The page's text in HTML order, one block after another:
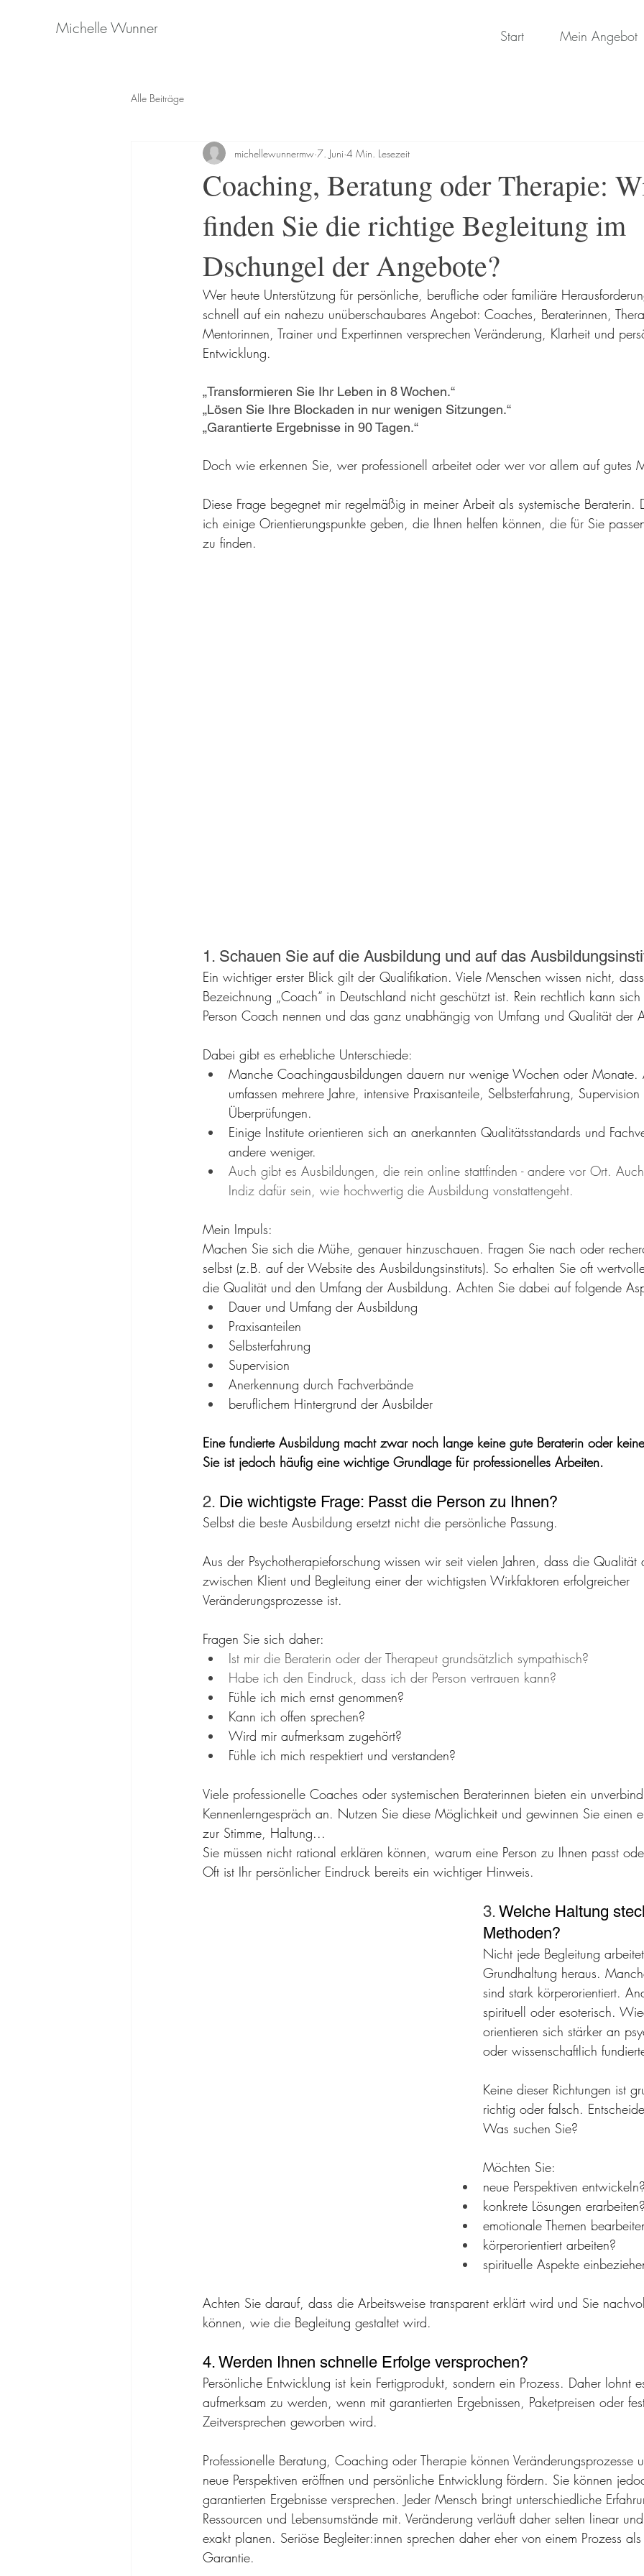
Michelle Wunner Start Mein Angebot
Alle Beiträge
Coaching, Beratung oder Therapie:
finden Sie die richtige Begleitung im
Dschungel der Angebote?
michellewunnermw 7. Juni 4 Min. Lesezeit
Wer heute Unterstützung für persönliche, berufliche oder familiäre
schnell auf ein nahezu unüberschaubares Angebot: Coaches, Beraterinnen,
Mentorinnen, Trainer und Expertinnen versprechen Veränderung, Klarheit und
Entwicklung.
„Transformieren Sie Ihr Leben in 8 Wochen.“
„Lösen Sie Ihre Blockaden in nur wenigen Sitzungen.“
„Garantierte Ergebnisse in 90 Tagen.“
Doch wie erkennen Sie, wer professionell arbeitet oder wer vor allem auf gutes
Diese Frage begegnet mir regelmäßig in meiner Arbeit als systemische
ich einige Orientierungspunkte geben, die Ihnen helfen können, die für Sie
zu finden.
1. Schauen Sie auf die Ausbildung und auf das
Ein wichtiger erster Blick gilt der Qualifikation. Viele Menschen wissen nicht,
Bezeichnung „Coach“ in Deutschland nicht geschützt ist. Rein rechtlich kann
Person Coach nennen und das ganz unabhängig von Umfang und Qualität der
Dabei gibt es erhebliche Unterschiede:
Manche Coachingausbildungen dauern nur wenige Wochen oder
umfassen mehrere Jahre, intensive Praxisanteile, Selbsterfahrung,
Überprüfungen.
Einige Institute orientieren sich an anerkannten Qualitätsstandards und
andere weniger.
Auch gibt es Ausbildungen, die rein online stattfinden - andere vor Ort.
Indiz dafür sein, wie hochwertig die Ausbildung vonstattengeht.
Mein Impuls:
Machen Sie sich die Mühe, genauer hinzuschauen. Fragen Sie nach oder
selbst (z.B. auf der Website des Ausbildungsinstituts). So erhalten Sie oft
die Qualität und den Umfang der Ausbildung. Achten Sie dabei auf folgende
Dauer und Umfang der Ausbildung
Praxisanteilen
Selbsterfahrung
Supervision
Anerkennung durch Fachverbände
beruflichem Hintergrund der Ausbilder
Eine fundierte Ausbildung macht zwar noch lange keine gute Beraterin oder
Sie ist jedoch häufig eine wichtige Grundlage für professionelles Arbeiten.
2. Die wichtigste Frage: Passt die Person zu Ihnen?
Selbst die beste Ausbildung ersetzt nicht die persönliche Passung.
Aus der Psychotherapieforschung wissen wir seit vielen Jahren, dass die
zwischen Klient und Begleitung einer der wichtigsten Wirkfaktoren erfolgreicher
Veränderungsprozesse ist.
Fragen Sie sich daher:
Ist mir die Beraterin oder der Therapeut grundsätzlich sympathisch?
Habe ich den Eindruck, dass ich der Person vertrauen kann?
Fühle ich mich ernst genommen?
Kann ich offen sprechen?
Wird mir aufmerksam zugehört?
Fühle ich mich respektiert und verstanden?
Viele professionelle Coaches oder systemischen Beraterinnen bieten ein
Kennenlerngespräch an. Nutzen Sie diese Möglichkeit und gewinnen Sie einen
zur Stimme, Haltung...
Sie müssen nicht rational erklären können, warum eine Person zu Ihnen passt
Oft ist Ihr persönlicher Eindruck bereits ein wichtiger Hinweis.
3. Welche Haltung
Methoden?
Nicht jede Begleitung
Grundhaltung heraus.
sind stark körperorientiert.
spirituell oder esoterisch.
orientieren sich stärker an
oder wissenschaftlich
Keine dieser Richtungen ist
richtig oder falsch.
Was suchen Sie?
Möchten Sie:
neue Perspektiven
konkrete Lösungen
emotionale Themen
körperorientiert arbeiten?
spirituelle Aspekte
Achten Sie darauf, dass die Arbeitsweise transparent erklärt wird und Sie
können, wie die Begleitung gestaltet wird.
4. Werden Ihnen schnelle Erfolge versprochen?
Persönliche Entwicklung ist kein Fertigprodukt, sondern ein Prozess. Daher lohnt
aufmerksam zu werden, wenn mit garantierten Ergebnissen, Paketpreisen oder
Zeitversprechen geworben wird.
Professionelle Beratung, Coaching oder Therapie können Veränderungsprozesse
neue Perspektiven eröffnen und persönliche Entwicklung fördern. Sie können
garantierten Ergebnisse versprechen. Jeder Mensch bringt unterschiedliche
Ressourcen und Lebensumstände mit. Veränderung verläuft daher selten linear
exakt planen. Seriöse Begleiter:innen sprechen daher eher von einem Prozess
Garantie.